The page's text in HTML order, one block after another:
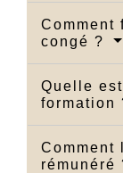
Comment
congé ?
Quelle
formation
Comment
rémunéré